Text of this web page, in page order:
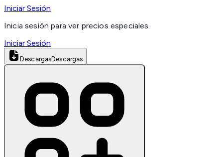
Iniciar Sesión
Inicia sesión para ver precios especiales
Iniciar Sesión
DescargasDescargas